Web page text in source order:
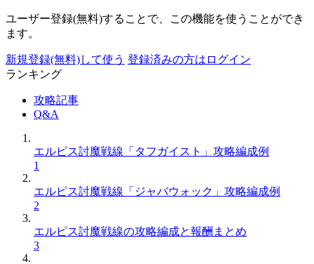
ユーザー登録(無料)することで、この機能を使うことができ
ます。
新規登録(無料)して使う 登録済みの方はログイン
ランキング
攻略記事
Q&A
エルピス討魔戦線「タフガイスト」攻略編成例
1
エルピス討魔戦線「ジャバウォック」攻略編成例
2
エルピス討魔戦線の攻略編成と報酬まとめ
3